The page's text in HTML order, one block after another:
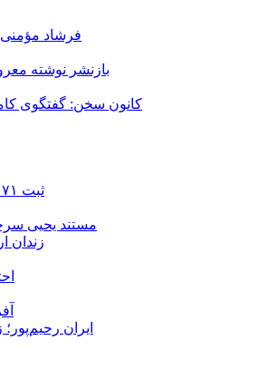
فرشاد
بازنشر نوشته
کانون سخن: گفتگوی
ثبت ۷۱ اعدام در ژوئیه؛ شمار اعدام‌ها در سال ۲۰۲۶ به دست‌کم ۴۴۴ نفر رسید
مستند یحیی
زندان اردبیل؛
ایران